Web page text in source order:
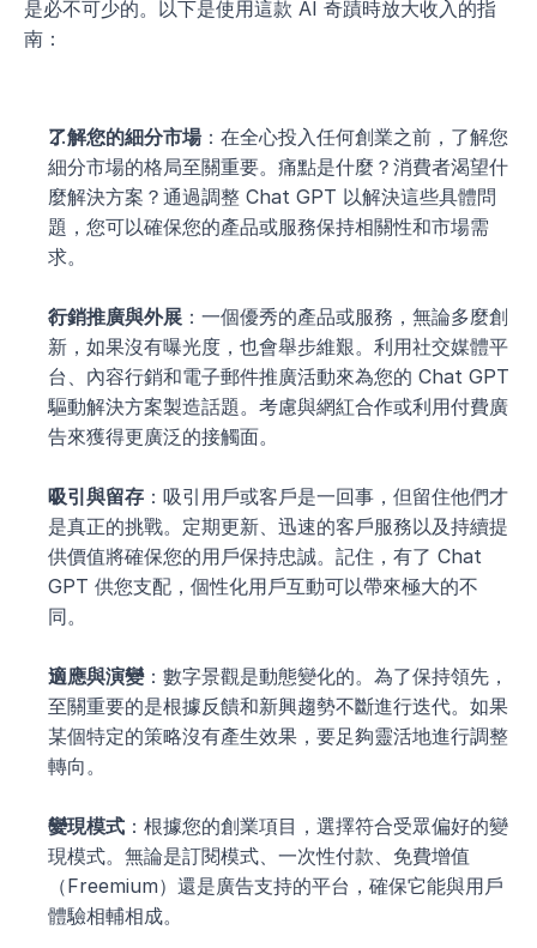
是必不可少的。以下是使用這款 AI 奇蹟時放大收入的指
南：
了解您的細分市場：在全心投入任何創業之前，了解您
細分市場的格局至關重要。痛點是什麼？消費者渴望什
麼解決方案？通過調整 Chat GPT 以解決這些具體問
題，您可以確保您的產品或服務保持相關性和市場需
求。
行銷推廣與外展 ：一個優秀的產品或服務，無論多麼創
新，如果沒有曝光度，也會舉步維艱。利用社交媒體平
台、內容行銷和電子郵件推廣活動來為您的 Chat GPT
驅動解決方案製造話題。考慮與網紅合作或利用付費廣
告來獲得更廣泛的接觸面。
吸引與留存 ：吸引用戶或客戶是一回事，但留住他們才
是真正的挑戰。定期更新、迅速的客戶服務以及持續提
供價值將確保您的用戶保持忠誠。記住，有了 Chat
GPT 供您支配，個性化用戶互動可以帶來極大的不
同。
適應與演變：數字景觀是動態變化的。為了保持領先，
至關重要的是根據反饋和新興趨勢不斷進行迭代。如果
某個特定的策略沒有產生效果，要足夠靈活地進行調整
轉向。
變現模式 ：根據您的創業項目，選擇符合受眾偏好的變
現模式。無論是訂閱模式、一次性付款、免費增值
（Freemium）還是廣告支持的平台，確保它能與用戶
體驗相輔相成。